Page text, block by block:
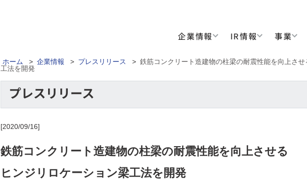
企業情報 IR情報 事業
ホーム > 企業情報 > プレスリリース > 鉄筋コンクリート造建物の柱梁の耐震性能を向上さ
工法を開発
[2020/09/16]
鉄筋コンクリート造建物の柱梁の耐震性能を向上させる
ヒンジリロケーション梁工法を開発